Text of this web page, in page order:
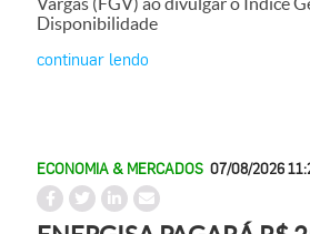
Disponibilidade
continuar lendo
ECONOMIA & MERCADOS 07/08/2026